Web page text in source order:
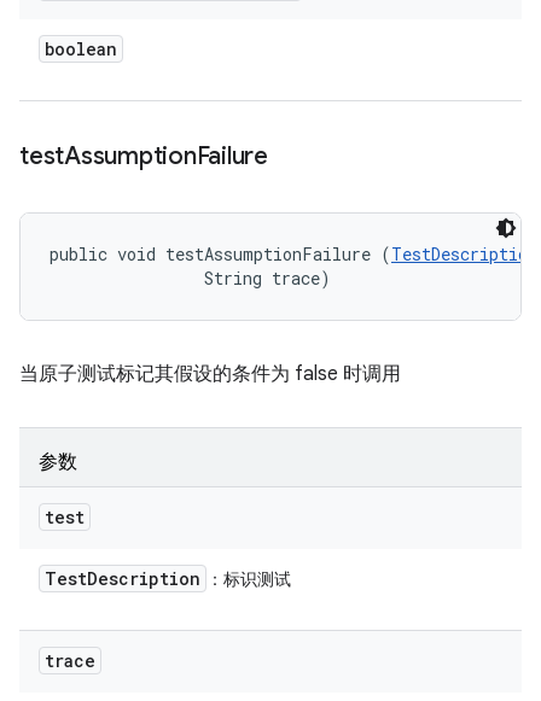
boolean
testAssumptionFailure
public void testAssumptionFailure (TestDescription
                String trace)
当原子测试标记其假设的条件为 false 时调用
参数
test
TestDescription ：标识测试
trace